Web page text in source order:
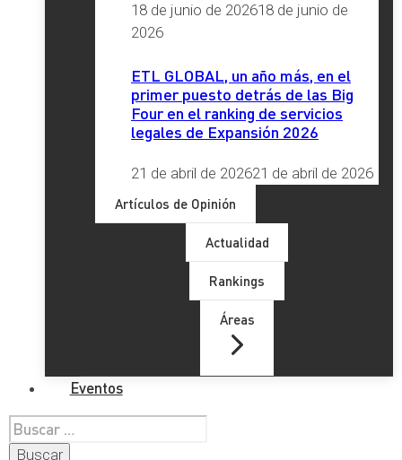
18 de junio de 202618 de junio de
2026
ETL GLOBAL, un año más, en el
primer puesto detrás de las Big
Four en el ranking de servicios
legales de Expansión 2026
21 de abril de 202621 de abril de 2026
Artículos de Opinión
Actualidad
Rankings
Áreas
Eventos
Buscar: